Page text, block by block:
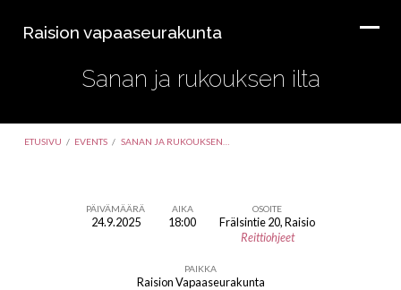
Raision vapaaseurakunta
Sanan ja rukouksen ilta
ETUSIVU / EVENTS / SANAN JA RUKOUKSEN…
PÄIVÄMÄÄRÄ
24.9.2025
AIKA
18:00
OSOITE
Frälsintie 20, Raisio
Reittiohjeet
PAIKKA
Raision Vapaaseurakunta